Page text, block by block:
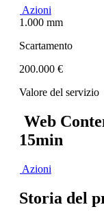
Azioni
1.000 mm
Scartamento
200.000 €
Valore del servizio
Web
15min
Azioni
Storia del